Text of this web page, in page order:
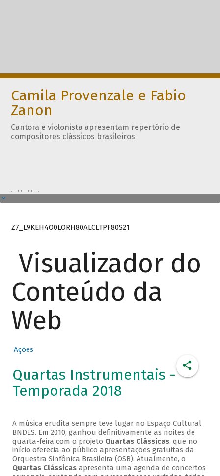
Camila Provenzale e Fabio
Zanon
Cantora e violonista apresentam repertório de
compositores clássicos brasileiros
Z7_L9KEH4O0LORH80ALCLTPF80S21
Visualizador do
Conteúdo da
Web
Ações
Quartas Instrumentais -
Temporada 2018
A música erudita sempre teve lugar no Espaço Cultural
BNDES. Em 2010, ganhou definitivamente as noites de
quarta-feira com o projeto Quartas Clássicas, que no
início oferecia ao público apresentações gratuitas da
Orquestra Sinfônica Brasileira (OSB). Atualmente, o
Quartas Clássicasapresenta uma agenda de concertos